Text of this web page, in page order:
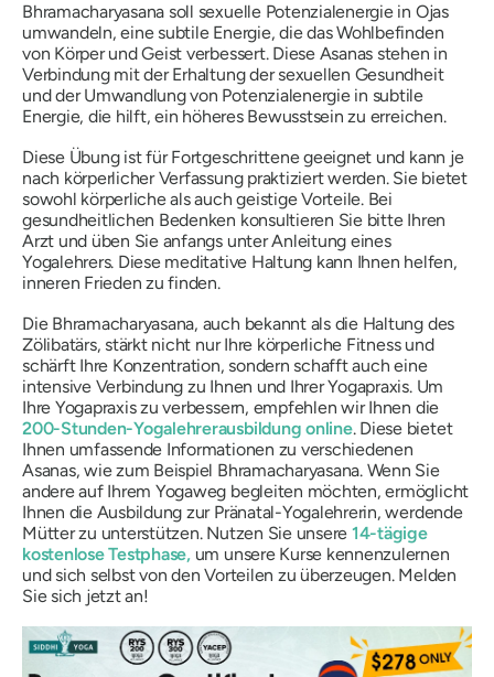
Bhramacharyasana soll sexuelle Potenzialenergie in Ojas
umwandeln, eine subtile Energie, die das Wohlbefinden
von Körper und Geist verbessert. Diese Asanas stehen in
Verbindung mit der Erhaltung der sexuellen Gesundheit
und der Umwandlung von Potenzialenergie in subtile
Energie, die hilft, ein höheres Bewusstsein zu erreichen.
Diese Übung ist für Fortgeschrittene geeignet und kann je
nach körperlicher Verfassung praktiziert werden. Sie bietet
sowohl körperliche als auch geistige Vorteile. Bei
gesundheitlichen Bedenken konsultieren Sie bitte Ihren
Arzt und üben Sie anfangs unter Anleitung eines
Yogalehrers. Diese meditative Haltung kann Ihnen helfen,
inneren Frieden zu finden.
Die Bhramacharyasana, auch bekannt als die Haltung des
Zölibatärs, stärkt nicht nur Ihre körperliche Fitness und
schärft Ihre Konzentration, sondern schafft auch eine
intensive Verbindung zu Ihnen und Ihrer Yogapraxis. Um
Ihre Yogapraxis zu verbessern, empfehlen wir Ihnen die
200-Stunden-Yogalehrerausbildung online. Diese bietet
Ihnen umfassende Informationen zu verschiedenen
Asanas, wie zum Beispiel Bhramacharyasana. Wenn Sie
andere auf Ihrem Yogaweg begleiten möchten, ermöglicht
Ihnen die Ausbildung zur Pränatal-Yogalehrerin, werdende
Mütter zu unterstützen. Nutzen Sie unsere 14-tägige
kostenlose Testphase,um unsere Kurse kennenzulernen
und sich selbst von den Vorteilen zu überzeugen. Melden
Sie sich jetzt an!